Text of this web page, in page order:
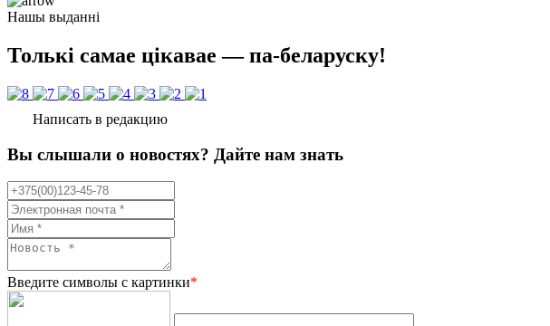
Нашы выданні
Толькі самае цікавае — па-беларуску!
Написать в редакцию
Вы слышали о новостях? Дайте нам знать
Введите символы с картинки*